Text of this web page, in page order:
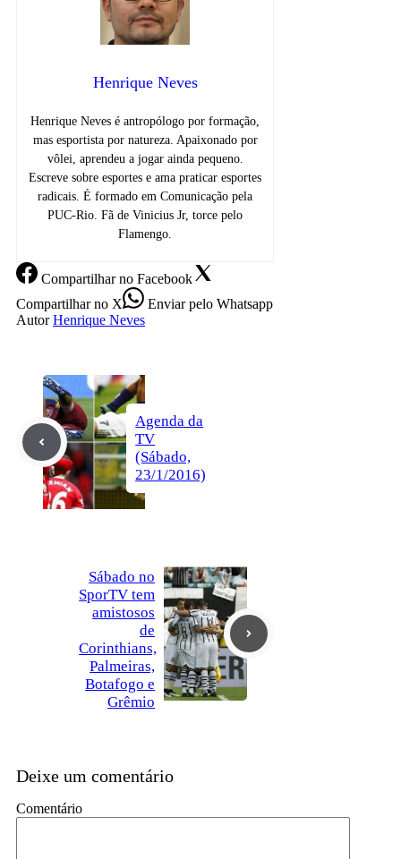
Henrique Neves
Henrique Neves é antropólogo por formação,
mas esportista por natureza. Apaixonado por
vôlei, aprendeu a jogar ainda pequeno.
Escreve sobre esportes e ama praticar esportes
radicais. É formado em Comunicação pela
PUC-Rio. Fã de Vinicius Jr, torce pelo
Flamengo.
Compartilharno Facebook
Compartilharno X Enviarpelo Whatsapp
Autor Henrique Neves
Agenda da
TV
(Sábado,
23/1/2016)
Sábado no
SporTV tem
amistosos
de
Corinthians,
Palmeiras,
Botafogo e
Grêmio
Deixe um comentário
Comentário